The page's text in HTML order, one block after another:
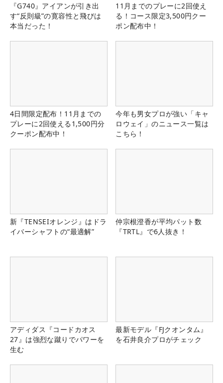
『G740』アイアンが引き出
す“反則級”の寛容性と飛びは
本当だった！
11月までのプレーに2回使え
る！コース限定3,500円クー
ポン配布中！
4日間限定配布！11月までの
プレーに2回使える1,500円分
クーポン配布中！
今年も男女プロが強い「キャ
ロウェイ」のニュース一覧は
こちら！
新『TENSEIオレンジ』はドラ
イバーシャフトの“最適解”
仲宗根澄香が平均パット数
『TRTL』で6人抜き！
アディダス『コードカオス
27』は強烈な蹴りでパワーを
生む
最新モデル『FJクオンタム』
を石井良介プロがチェック